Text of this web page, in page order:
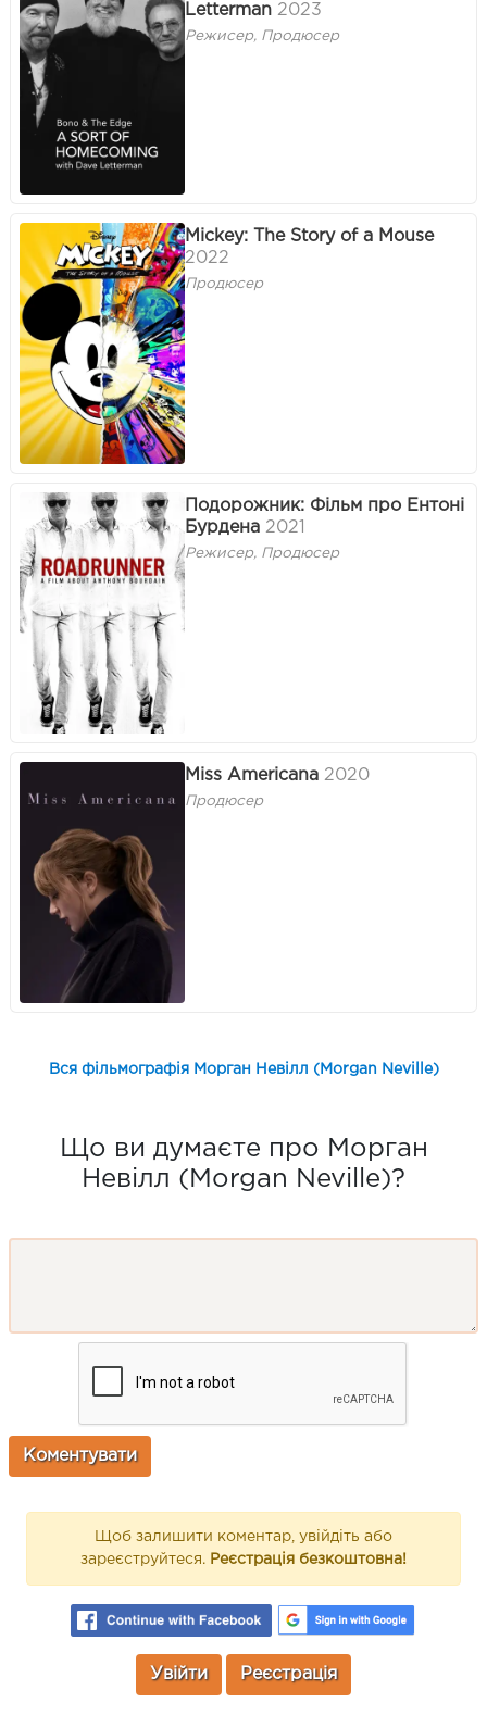
Letterman 2023
Режисер, Продюсер
Mickey: The Story of a Mouse
2022
Продюсер
Подорожник: Фільм про Ентоні
Бурдена 2021
Режисер, Продюсер
Miss Americana 2020
Продюсер
Вся фільмографія Морган Невілл (Morgan Neville)
Що ви думаєте про Морган
Невілл (Morgan Neville)?
Щоб залишити коментар, увійдіть або
зареєструйтеся. Реєстрація безкоштовна!
Увійти Реєстрація